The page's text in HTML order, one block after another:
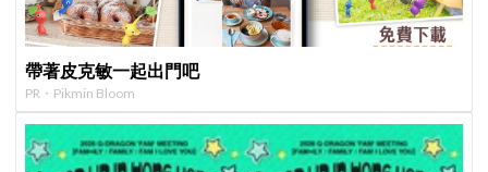
帶著皮克敏一起出門吧
PR・Pikmin Bloom